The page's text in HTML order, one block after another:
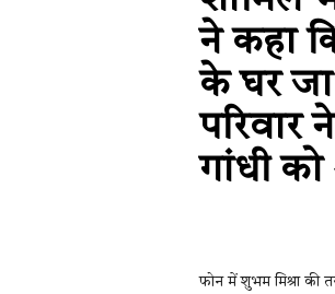
ने कहा
के घर जा
परिवार
गांधी
फोन में शुभम मिश्रा की